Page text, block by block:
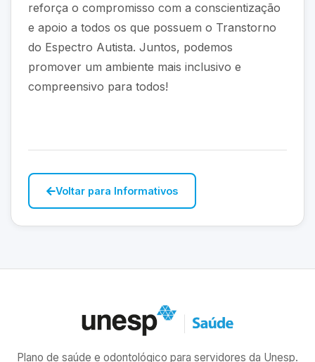
reforça o compromisso com a conscientização
e apoio a todos os que possuem o Transtorno
do Espectro Autista. Juntos, podemos
promover um ambiente mais inclusivo e
compreensivo para todos!
Voltar para Informativos
Plano de saúde e odontológico para servidores da Unesp.